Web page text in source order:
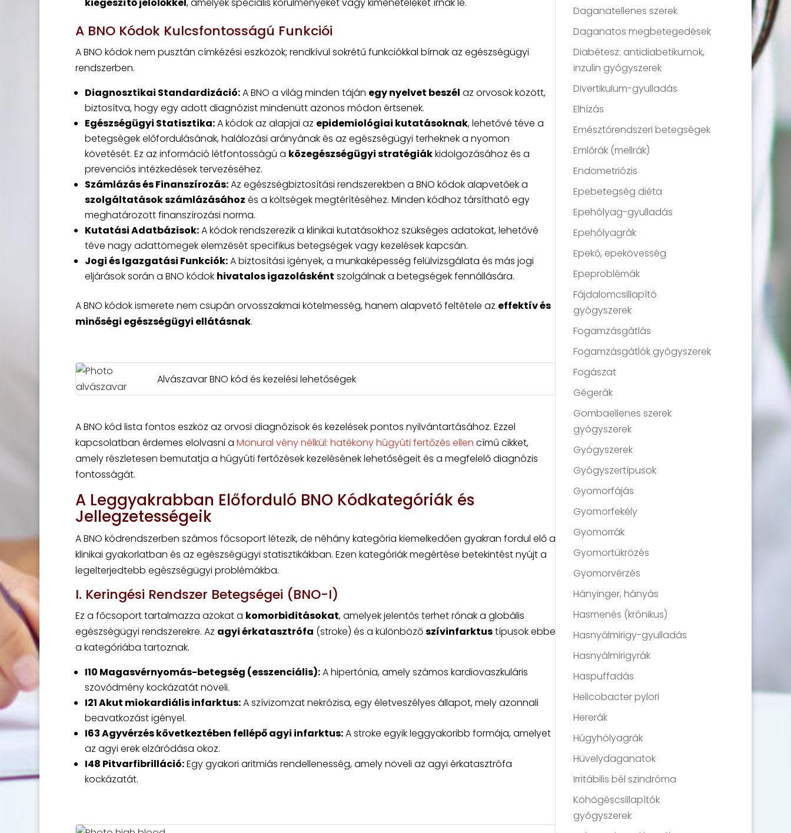
kiegészítő jelölőkkel, amelyek speciális körülményeket vagy kimeneteleket írnak le.
A BNO Kódok Kulcsfontosságú Funkciói
A BNO kódok nem pusztán címkézési eszközök; rendkívül sokrétű funkciókkal bírnak az egészségügyi
rendszerben.
Diagnosztikai Standardizáció:A BNO a világ minden táján egy nyelvet beszél az orvosok között,
biztosítva, hogy egy adott diagnózist mindenütt azonos módon értsenek.
Egészségügyi Statisztika:A kódok az alapjai az epidemiológiai kutatásoknak, lehetővé téve a
betegségek előfordulásának, halálozási arányának és az egészségügyi terheknek a nyomon
követését. Ez az információ létfontosságú a közegészségügyi stratégiákkidolgozásához és a
prevenciós intézkedések tervezéséhez.
Számlázás és Finanszírozás:Az egészségbiztosítási rendszerekben a BNO kódok alapvetőek a
szolgáltatások számlázásához és a költségek megtérítéséhez. Minden kódhoz társítható egy
meghatározott finanszírozási norma.
Kutatási Adatbázisok:A kódok rendszerezik a klinikai kutatásokhoz szükséges adatokat, lehetővé
téve nagy adattömegek elemzését specifikus betegségek vagy kezelések kapcsán.
Jogi és Igazgatási Funkciók:A biztosítási igények, a munkaképesség felülvizsgálata és más jogi
eljárások során a BNO kódok hivatalos igazolásként szolgálnak a betegségek fennállására.
A BNO kódok ismerete nem csupán orvosszakmai kötelmesség, hanem alapvető feltétele az effektív és
minőségi egészségügyi ellátásnak.
Alvászavar BNO kód és kezelési lehetőségek
A BNO kód lista fontos eszköz az orvosi diagnózisok és kezelések pontos nyilvántartásához. Ezzel
kapcsolatban érdemes elolvasni a Monural vény nélkül: hatékony húgyúti fertőzés ellen című cikket,
amely részletesen bemutatja a húgyúti fertőzések kezelésének lehetőségeit és a megfelelő diagnózis
fontosságát.
A Leggyakrabban Előforduló BNO Kódkategóriák és
Jellegzetességeik
A BNO kódrendszerben számos főcsoport létezik, de néhány kategória kiemelkedően gyakran fordul elő a
klinikai gyakorlatban és az egészségügyi statisztikákban. Ezen kategóriák megértése betekintést nyújt a
legelterjedtebb egészségügyi problémákba.
I. Keringési Rendszer Betegségei (BNO-I)
Ez a főcsoport tartalmazza azokat a komorbiditásokat, amelyek jelentős terhet rónak a globális
egészségügyi rendszerekre. Az agyi érkatasztrófa (stroke) és a különbözőszívinfarktustípusok ebbe
a kategóriába tartoznak.
I10 Magasvérnyomás-betegség (esszenciális):A hipertónia, amely számos kardiovaszkuláris
szövődmény kockázatát növeli.
I21 Akut miokardiális infarktus:A szívizomzat nekrózisa, egy életveszélyes állapot, mely azonnali
beavatkozást igényel.
I63 Agyvérzés következtében fellépő agyi infarktus:A stroke egyik leggyakoribb formája, amelyet
az agyi erek elzáródása okoz.
I48 Pitvarfibrilláció:Egy gyakori aritmiás rendellenesség, amely növeli az agyi érkatasztrófa
kockázatát.
Daganatellenes szerek
Daganatos megbetegedések
Diabétesz: antidiabetikumok,
inzulin gyógyszerek
Divertikulum-gyulladás
Elhízás
Emésztőrendszeri betegségek
Emlőrák (mellrák)
Endometriózis
Epebetegség diéta
Epehólyag-gyulladás
Epehólyagrák
Epekő, epekövesség
Epeproblémák
Fájdalomcsillapító
gyógyszerek
Fogamzásgátlás
Fogamzásgátlók gyógyszerek
Fogászat
Gégerák
Gombaellenes szerek
gyógyszerek
Gyógyszerek
Gyógyszertípusok
Gyomorfájás
Gyomorfekély
Gyomorrák
Gyomortükrözés
Gyomorvérzés
Hányinger, hányás
Hasmenés (krónikus)
Hasnyálmirigy-gyulladás
Hasnyálmirigyrák
Haspuffadás
Helicobacter pylori
Hererák
Húgyhólyagrák
Hüvelydaganatok
Irritábilis bél szindróma
Köhögéscsillapítók
gyógyszerek